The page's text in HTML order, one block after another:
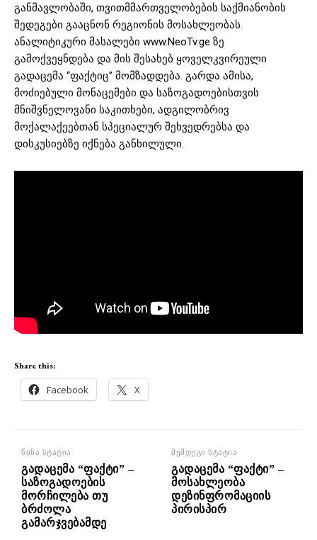
განმავლობაში, თვითმმართველობების საქმიანობის
შედეგები გააცნონ რეგიონის მოსახლეობას.
ანალიტიკური მასალები www.NeoTv.ge ზე
გამოქვეყნდება და მის შესახებ ყოველკვირეული
გადაცემა “ფაქტიც” მომზადდება. გარდა ამისა,
მოძიებული მონაცემები და საზოგადოებისთვის
მნიშვნელოვანი საკითხები, ადგილობრივ
მოქალაქეებთან სპეციალურ შეხვედრებსა და
დისკუსიებზე იქნება განხილული.
Share this:
Facebook X
წინა სტატია
გადაცემა “ფაქტი” –
საზოგადოების
მორჩილება თუ
ბრძოლა
გამარჯვებამდე
შემდეგი სტატია
გადაცემა “ფაქტი” –
მოსახლეობა
დეზინფრომაციის
პირისპირ